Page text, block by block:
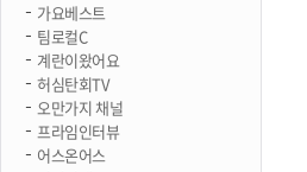
가요베스트
팀로컬C
계란이왔어요
허심탄회TV
오만가지 채널
프라임인터뷰
어스온어스